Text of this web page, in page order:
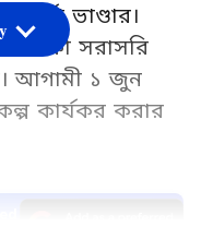
ভাণ্ডার।
টাকা সরাসরি
আগামী ১ জুন
কার্যকর করার